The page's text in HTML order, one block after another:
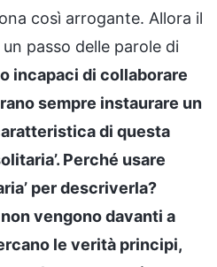
così arrogante. Allora il
passo delle parole di
incapaci di collaborare
sempre instaurare un
di questa
Perché usare
per descriverla?
vengono davanti a
le verità principi,